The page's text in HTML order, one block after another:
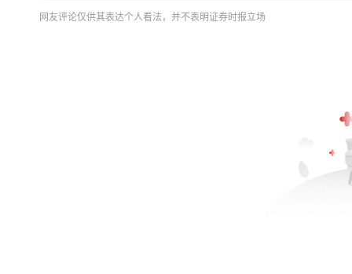
网友评论仅供其表达个人看法，并不表明证券时报立场